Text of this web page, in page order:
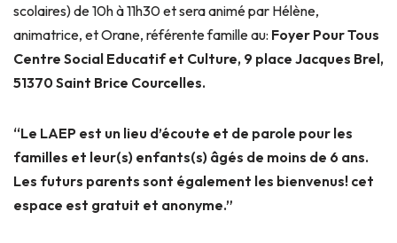
scolaires) de 10h à 11h30 et sera animé par Hélène,
animatrice, et Orane, référente famille au: Foyer Pour Tous
Centre Social Educatif et Culture, 9 place Jacques Brel,
51370 Saint Brice Courcelles.
“Le LAEP est un lieu d’écoute et de parole pour les
familles et leur(s) enfants(s) âgés de moins de 6 ans.
Les futurs parents sont également les bienvenus! cet
espace est gratuit et anonyme.”